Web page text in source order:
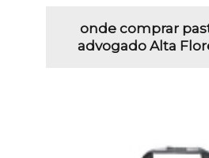
onde comprar
advogado Alta